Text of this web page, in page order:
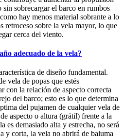
sobrecargar el barco en rumbos
hay menos material sobrante a lo
retroceso sobre la vela mayor, lo que
cerca del viento.
adecuado de la vela?
de diseño fundamental.
vela de popas que estés
con la relación de aspecto correcta
del barco; esto es lo que determina
del pujamen de cualquier vela de
aspecto o altura (grátil) frente a la
es demasiado alta y estrecha, no será
y corta, la vela no abrirá de baluma